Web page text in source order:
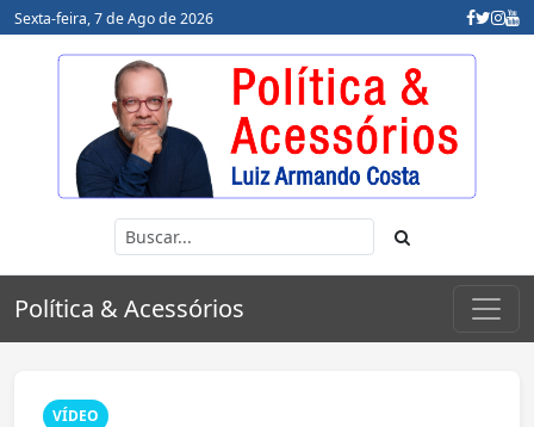
Sexta-feira, 7 de Ago de 2026
Política & Acessórios
VÍDEO